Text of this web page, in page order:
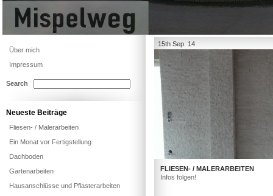
15th Sep. 14
FLIESEN- / MALERARBEITEN
Infos folgen!
Über mich
Impressum
Search
Neueste Beiträge
Fliesen- / Malerarbeiten
Ein Monat vor Fertigstellung
Dachboden
Gartenarbeiten
Hausanschlüsse und Pflasterarbeiten